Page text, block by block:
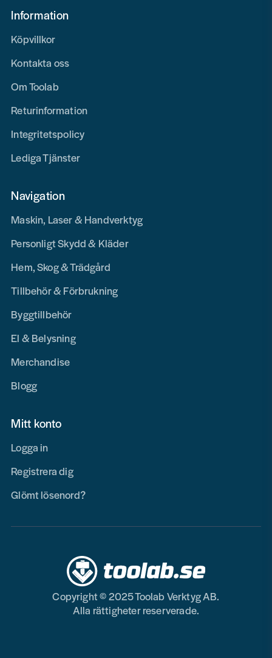
Information
Köpvillkor
Kontakta oss
Om Toolab
Returinformation
Integritetspolicy
Lediga Tjänster
Navigation
Maskin, Laser & Handverktyg
Personligt Skydd & Kläder
Hem, Skog & Trädgård
Tillbehör & Förbrukning
Byggtillbehör
El & Belysning
Merchandise
Blogg
Mitt konto
Logga in
Registrera dig
Glömt lösenord?
Copyright © 2025 Toolab Verktyg AB.
Alla rättigheter reserverade.